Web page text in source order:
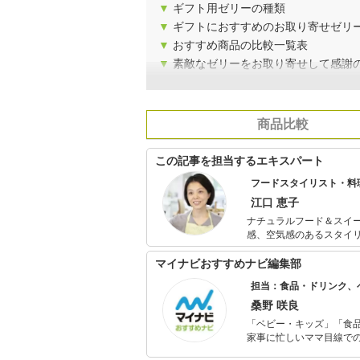
▼ ギフト用ゼリーの種類
▼ ギフトにおすすめのお取り寄せゼリ
▼ おすすめ商品の比較一覧表
▼ 素敵なゼリーをお取り寄せして感謝
商品比較
この記事を担当するエキスパート
フードスタイリスト・料
江口 恵子
ナチュラルフード＆スイーツカフェ
感、空気感のあるスタイリングと実生
カフェとあらゆるシチュ
中。
マイナビおすすめナビ編集部
担当：食品・ドリンク
桑野 咲良
「ベビー・キッズ」「
家事に忙しいママ目線で